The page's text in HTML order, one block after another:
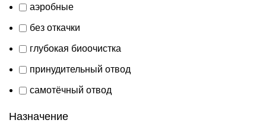
аэробные
без откачки
глубокая биоочистка
принудительный отвод
самотёчный отвод
Назначение